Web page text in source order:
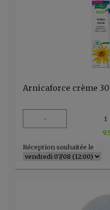
Arnicaforce crème
- 1
Réception souhaitée le